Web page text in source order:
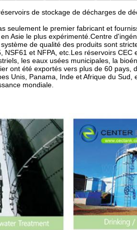
de stockage de décharges de
seulement le premier fabricant et
Asie le plus expérimenté.Centre
de qualité des produits sont
NSF61 et NFPA, etc.Les réservoirs
les eaux usées municipales, la
ont été exportés vers plus de 60 pays,
Unis, Panama, Inde et Afrique du
mondiale.
Nous vous
bientôt !
Soumettez